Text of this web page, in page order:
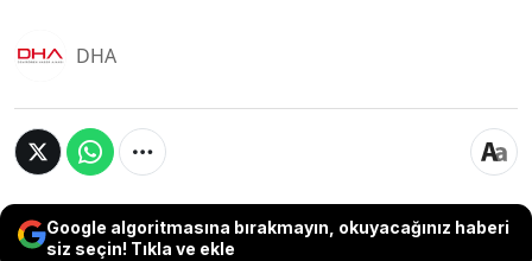
DHA
Google algoritmasına bırakmayın, okuyacağınız haberi
siz seçin! Tıkla ve ekle